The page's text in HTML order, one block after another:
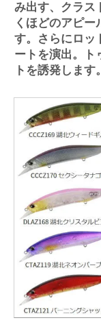
み出す、クラス
くほどのアピ
す。さらにロッ
ートを演出。ト
トを誘発します